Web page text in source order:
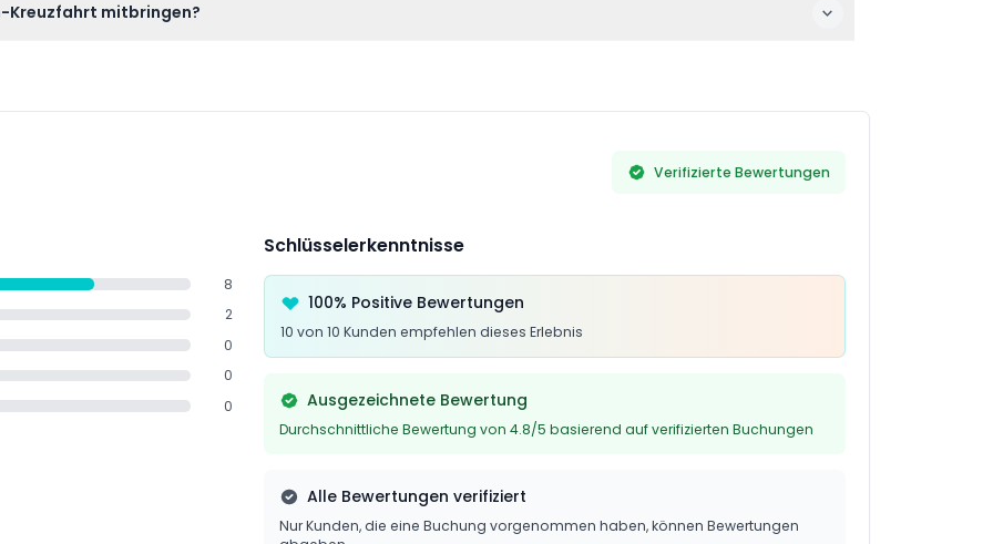
Kreuzfahrt mitbringen?
Verifizierte Bewertungen
8
2
0
0
0
Schlüsselerkenntnisse
100% Positive Bewertungen
10 von 10 Kunden empfehlen dieses Erlebnis
Ausgezeichnete Bewertung
Durchschnittliche Bewertung von 4.8/5 basierend auf verifizierten Buchungen
Alle Bewertungen verifiziert
Nur Kunden, die eine Buchung vorgenommen haben, können Bewertungen